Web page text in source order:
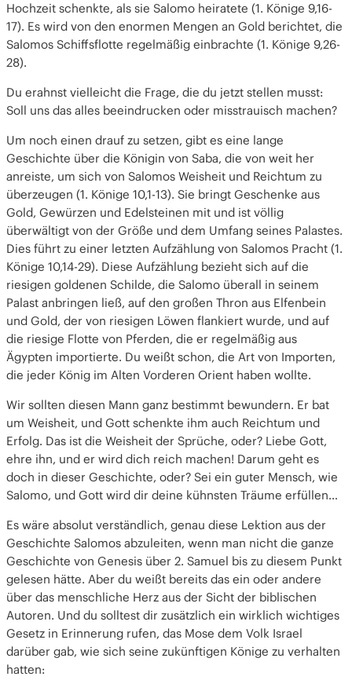
Hochzeit schenkte, als sie Salomo heiratete (1. Könige 9,16-
17). Es wird von den enormen Mengen an Gold berichtet, die
Salomos Schiffsflotte regelmäßig einbrachte (1. Könige 9,26-
28).
Du erahnst vielleicht die Frage, die du jetzt stellen musst:
Soll uns das alles beeindrucken oder misstrauisch machen?
Um noch einen drauf zu setzen, gibt es eine lange
Geschichte über die Königin von Saba, die von weit her
anreiste, um sich von Salomos Weisheit und Reichtum zu
überzeugen (1. Könige 10,1-13). Sie bringt Geschenke aus
Gold, Gewürzen und Edelsteinen mit und ist völlig
überwältigt von der Größe und dem Umfang seines Palastes.
Dies führt zu einer letzten Aufzählung von Salomos Pracht (1.
Könige 10,14-29). Diese Aufzählung bezieht sich auf die
riesigen goldenen Schilde, die Salomo überall in seinem
Palast anbringen ließ, auf den großen Thron aus Elfenbein
und Gold, der von riesigen Löwen flankiert wurde, und auf
die riesige Flotte von Pferden, die er regelmäßig aus
Ägypten importierte. Du weißt schon, die Art von Importen,
die jeder König im Alten Vorderen Orient haben wollte.
Wir sollten diesen Mann ganz bestimmt bewundern. Er bat
um Weisheit, und Gott schenkte ihm auch Reichtum und
Erfolg. Das ist die Weisheit der Sprüche, oder? Liebe Gott,
ehre ihn, und er wird dich reich machen! Darum geht es
doch in dieser Geschichte, oder? Sei ein guter Mensch, wie
Salomo, und Gott wird dir deine kühnsten Träume erfüllen…
Es wäre absolut verständlich, genau diese Lektion aus der
Geschichte Salomos abzuleiten, wenn man nicht die ganze
Geschichte von Genesis über 2. Samuel bis zu diesem Punkt
gelesen hätte. Aber du weißt bereits das ein oder andere
über das menschliche Herz aus der Sicht der biblischen
Autoren. Und du solltest dir zusätzlich ein wirklich wichtiges
Gesetz in Erinnerung rufen, das Mose dem Volk Israel
darüber gab, wie sich seine zukünftigen Könige zu verhalten
hatten: